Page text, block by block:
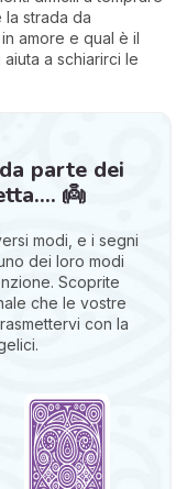
strada da
amore e qual è il
a schiarirci le
parte dei
👼
modi, e i segni
dei loro modi
Scoprite
che le vostre
con la